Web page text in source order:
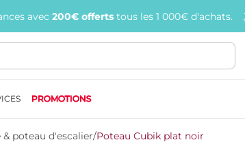
avec 200€ offerts tous les 1 000€ d'achats.
PROMOTIONS
& poteau d'escalier/Poteau Cubik plat noir